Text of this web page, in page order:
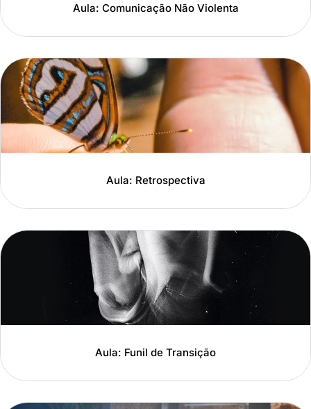
Aula: Comunicação Não Violenta
Aula: Retrospectiva
Aula: Funil de Transição